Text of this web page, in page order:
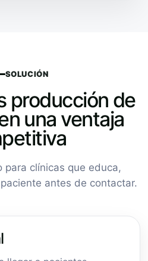
SOLUCIÓN
producción de
una ventaja
para clínicas que educa,
antes de contactar.